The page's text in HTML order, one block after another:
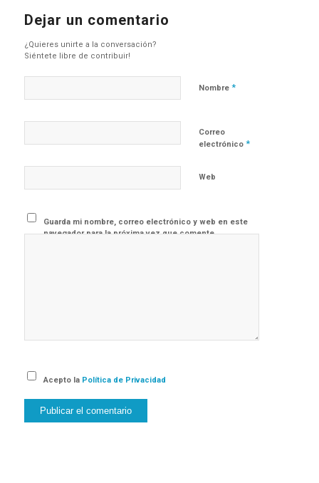
Dejar un comentario
¿Quieres unirte a la conversación?
Siéntete libre de contribuir!
Nombre *
Correo
electrónico *
Web
Guarda mi nombre, correo electrónico y web en este
navegador para la próxima vez que comente.
Acepto la Política de Privacidad